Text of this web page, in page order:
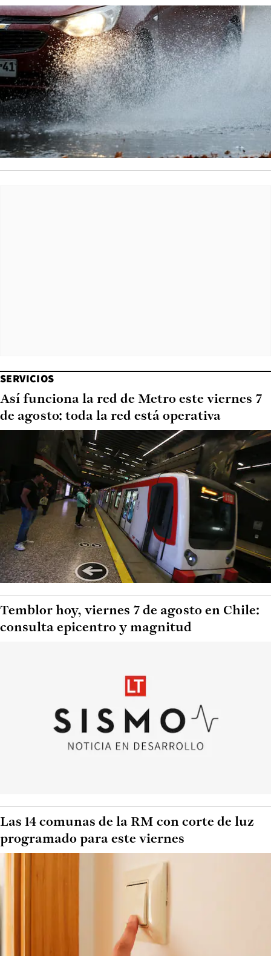
SERVICIOS
Así funciona la red de Metro este viernes 7
de agosto: toda la red está operativa
Temblor hoy, viernes 7 de agosto en Chile:
consulta epicentro y magnitud
Las 14 comunas de la RM con corte de luz
programado para este viernes